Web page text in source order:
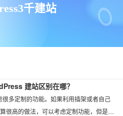
千建站
建站区别在哪？
多定制的功能。如果利用插架或者自己
很高的做法，可以考虑定制功能，但是人